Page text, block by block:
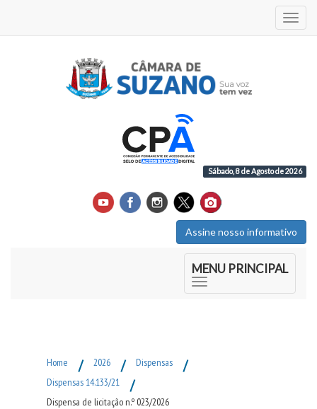
Sábado, 8 de Agosto de 2026
Assine nosso informativo
MENU PRINCIPAL
Home / 2026 / Dispensas /
Dispensas 14.133/21 /
Dispensa de licitação n.º 023/2026